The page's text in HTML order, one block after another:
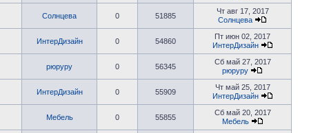
Солнцева 0 51885
Чт авг 17, 2017
Солнцева
ИнтерДизайн 0 54860
Пт июн 02, 2017
ИнтерДизайн
рюруру 0 56345
Сб май 27, 2017
рюруру
ИнтерДизайн 0 55909
Чт май 25, 2017
ИнтерДизайн
Мебель 0 55855
Сб май 20, 2017
Мебель